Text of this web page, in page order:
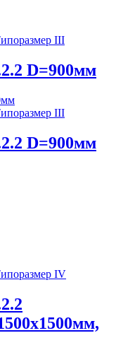
III
D=900мм
III
D=900мм
IV